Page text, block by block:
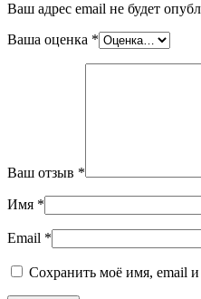
Ваш адрес email не будет
Ваша оценка *
Ваш отзыв *
Имя *
Email *
Сохранить моё имя, email